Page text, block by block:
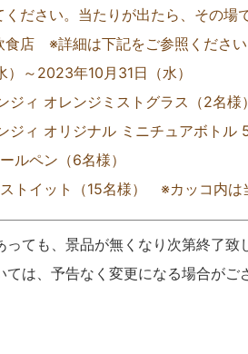
ください。当たりが出たら、その場
食店 ※詳細は下記をご参照ください
～2023年10月31日（水）
ジィ オレンジミストグラス（2名様）
ジィ オリジナル ミニチュアボトル
ルペン（6名様）
トイット（15名様） ※カッコ内は
ても、景品が無くなり次第終了致
は、予告なく変更になる場合がご